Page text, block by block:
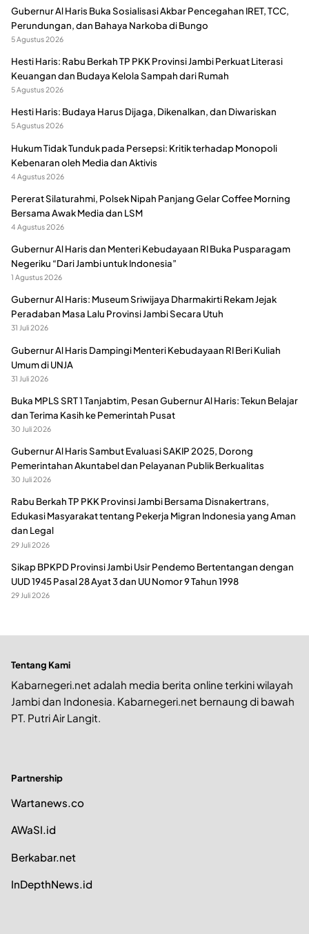
Gubernur Al Haris Buka Sosialisasi Akbar Pencegahan IRET, TCC,
Perundungan, dan Bahaya Narkoba di Bungo
5 Agustus 2026
Hesti Haris: Rabu Berkah TP PKK Provinsi Jambi Perkuat Literasi
Keuangan dan Budaya Kelola Sampah dari Rumah
5 Agustus 2026
Hesti Haris: Budaya Harus Dijaga, Dikenalkan, dan Diwariskan
5 Agustus 2026
Hukum Tidak Tunduk pada Persepsi: Kritik terhadap Monopoli
Kebenaran oleh Media dan Aktivis
4 Agustus 2026
Pererat Silaturahmi, Polsek Nipah Panjang Gelar Coffee Morning
Bersama Awak Media dan LSM
4 Agustus 2026
Gubernur Al Haris dan Menteri Kebudayaan RI Buka Pusparagam
Negeriku “Dari Jambi untuk Indonesia”
1 Agustus 2026
Gubernur Al Haris: Museum Sriwijaya Dharmakirti Rekam Jejak
Peradaban Masa Lalu Provinsi Jambi Secara Utuh
31 Juli 2026
Gubernur Al Haris Dampingi Menteri Kebudayaan RI Beri Kuliah
Umum di UNJA
31 Juli 2026
Buka MPLS SRT 1 Tanjabtim, Pesan Gubernur Al Haris: Tekun Belajar
dan Terima Kasih ke Pemerintah Pusat
30 Juli 2026
Gubernur Al Haris Sambut Evaluasi SAKIP 2025, Dorong
Pemerintahan Akuntabel dan Pelayanan Publik Berkualitas
30 Juli 2026
Rabu Berkah TP PKK Provinsi Jambi Bersama Disnakertrans,
Edukasi Masyarakat tentang Pekerja Migran Indonesia yang Aman
dan Legal
29 Juli 2026
Sikap BPKPD Provinsi Jambi Usir Pendemo Bertentangan dengan
UUD 1945 Pasal 28 Ayat 3 dan UU Nomor 9 Tahun 1998
29 Juli 2026
Tentang Kami
Kabarnegeri.net adalah media berita online terkini wilayah
Jambi dan Indonesia. Kabarnegeri.net bernaung di bawah
PT. Putri Air Langit.
Partnership
Wartanews.co
AWaSI.id
Berkabar.net
InDepthNews.id